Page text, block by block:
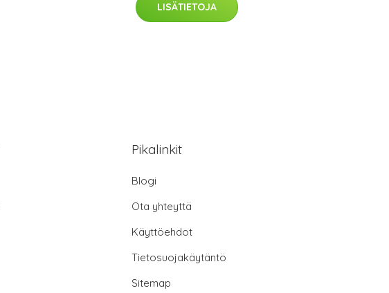
LISÄTIETOJA
Pikalinkit
Blogi
Ota yhteyttä
Käyttöehdot
Tietosuojakäytäntö
Sitemap